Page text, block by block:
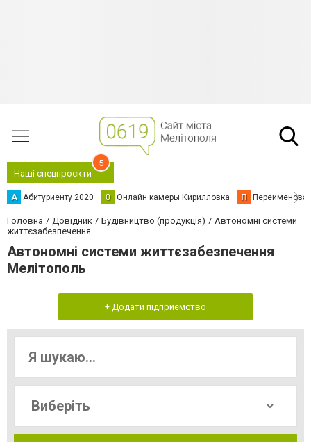
Наші спецпроєкти
5
А Абитуриенту 2020 О Онлайн камеры Кирилловка П
Головна Довідник Будівництво (продукція)
Автономні системи
життєзабезпечення
Автономні системи життєзабезпечення
Мелітополь
+ Додати підприємство